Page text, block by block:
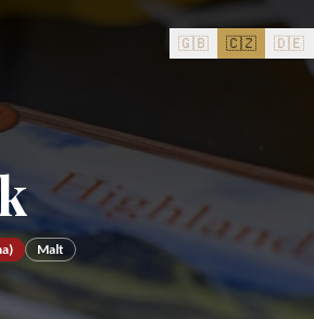
🇬🇧 🇨🇿 🇩🇪
Malt